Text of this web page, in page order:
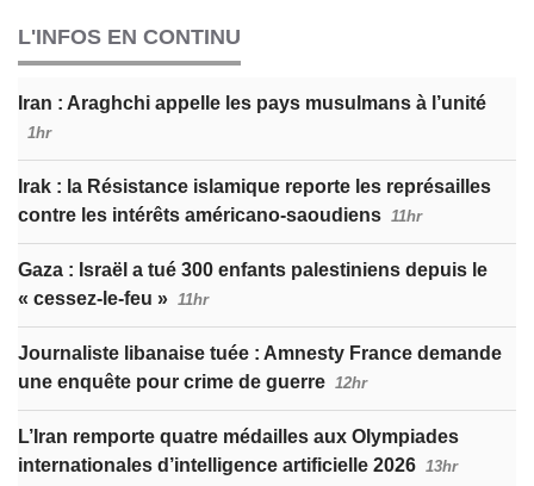
L'INFOS EN CONTINU
Iran : Araghchi appelle les pays musulmans à l’unité
1hr
Irak : la Résistance islamique reporte les représailles
contre les intérêts américano-saoudiens 11hr
Gaza : Israël a tué 300 enfants palestiniens depuis le
« cessez-le-feu » 11hr
Journaliste libanaise tuée : Amnesty France demande
une enquête pour crime de guerre 12hr
L’Iran remporte quatre médailles aux Olympiades
internationales d’intelligence artificielle 2026 13hr